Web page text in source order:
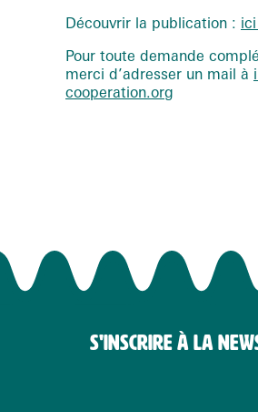
Découvrir la publication : ici
Pour toute demande
merci d’adresser un mail à
cooperation.org
S'INSCRIRE À LA